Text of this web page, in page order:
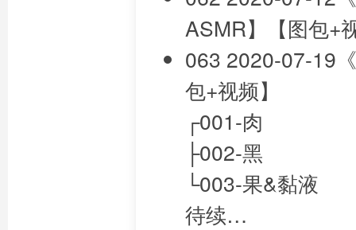
ASMR】【图包+
063 2020-07-19
包+视频】
┌001-肉
├002-黑
└003-果&黏液
待续…